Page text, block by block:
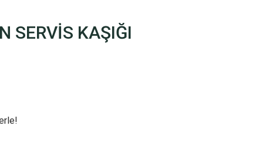
SERVİS KAŞIĞI